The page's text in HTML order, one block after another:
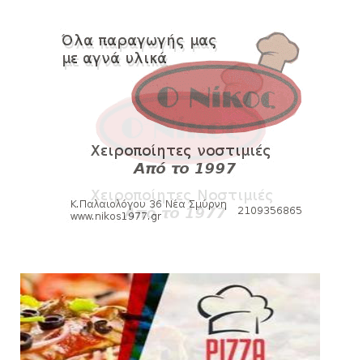
HEADLINES
Θλίψη για τον χαμό του Γιώργου
Mαρσέλλου
August 04, 2026
SLIDE
Ξεκινά η ελεύθερη διάθεση των εισιτηρίων
διαρκείας του βόλεϊ...
ΠΟΛΟ
HEADLINES
Πανιώνια Εκπομπή: Έπεσε η αυλαία της
σεζόν με όλη την επικαι...
August 04, 2026